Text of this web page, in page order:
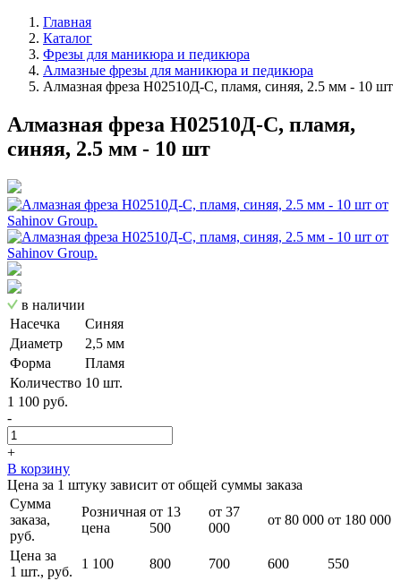
Главная
Каталог
Фрезы для маникюра и педикюра
Алмазные фрезы для маникюра и педикюра
Алмазная фреза Н02510Д-С, пламя, синяя, 2.5 мм - 10 шт
Алмазная фреза Н02510Д-С, пламя,
синяя, 2.5 мм - 10 шт
в наличии
Насечка
Синяя
Диаметр
2,5 мм
Форма
Пламя
Количество 10 шт.
1 100 руб.
-
+
В корзину
Цена за 1 штуку зависит от общей суммы заказа
Сумма
заказа,
руб.
Розничная
цена
от 13
500
от 37
000
от 80 000 от 180 000
Цена за
1 шт., руб.
1 100 800 700 600
550